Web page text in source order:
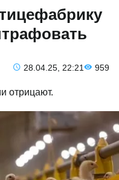
28.04.25, 22:21 959
отрицают.